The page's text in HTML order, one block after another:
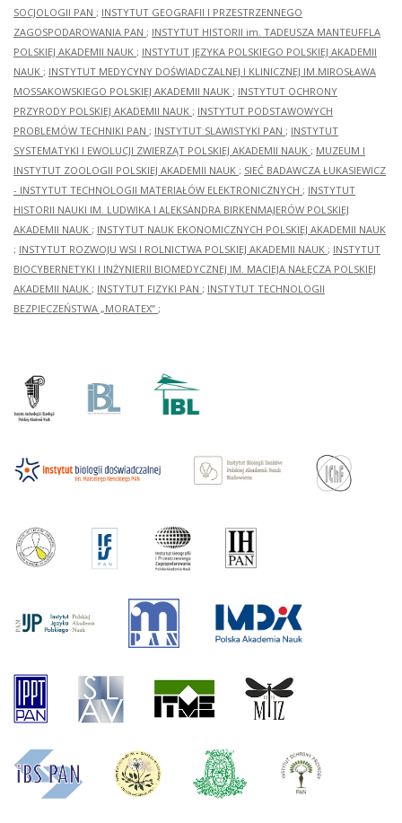
SOCJOLOGII PAN ; INSTYTUT GEOGRAFII I PRZESTRZENNEGO
ZAGOSPODAROWANIA PAN ; INSTYTUT HISTORII im. TADEUSZA MANTEUFFLA
POLSKIEJ AKADEMII NAUK ; INSTYTUT JĘZYKA POLSKIEGO POLSKIEJ AKADEMII
NAUK ; INSTYTUT MEDYCYNY DOŚWIADCZALNEJ I KLINICZNEJ IM.MIROSŁAWA
MOSSAKOWSKIEGO POLSKIEJ AKADEMII NAUK ; INSTYTUT OCHRONY
PRZYRODY POLSKIEJ AKADEMII NAUK ; INSTYTUT PODSTAWOWYCH
PROBLEMÓW TECHNIKI PAN ; INSTYTUT SLAWISTYKI PAN ; INSTYTUT
SYSTEMATYKI I EWOLUCJI ZWIERZĄT POLSKIEJ AKADEMII NAUK ; MUZEUM I
INSTYTUT ZOOLOGII POLSKIEJ AKADEMII NAUK ; SIEĆ BADAWCZA ŁUKASIEWICZ
- INSTYTUT TECHNOLOGII MATERIAŁÓW ELEKTRONICZNYCH ; INSTYTUT
HISTORII NAUKI IM. LUDWIKA I ALEKSANDRA BIRKENMAJERÓW POLSKIEJ
AKADEMII NAUK ; INSTYTUT NAUK EKONOMICZNYCH POLSKIEJ AKADEMII NAUK
; INSTYTUT ROZWOJU WSI I ROLNICTWA POLSKIEJ AKADEMII NAUK ; INSTYTUT
BIOCYBERNETYKI I INŻYNIERII BIOMEDYCZNEJ IM. MACIEJA NAŁĘCZA POLSKIEJ
AKADEMII NAUK ; INSTYTUT FIZYKI PAN ; INSTYTUT TECHNOLOGII
BEZPIECZEŃSTWA „MORATEX” ;